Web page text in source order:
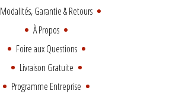
Modalités, Garantie & Retours
À Propos
Foire aux Questions
Livraison Gratuite
Programme Entreprise